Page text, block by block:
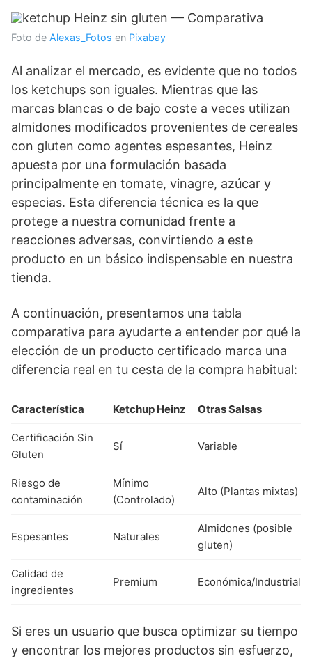
Foto de Alexas_Fotos en Pixabay
Al analizar el mercado, es evidente que no todos
los ketchups son iguales. Mientras que las
marcas blancas o de bajo coste a veces utilizan
almidones modificados provenientes de cereales
con gluten como agentes espesantes, Heinz
apuesta por una formulación basada
principalmente en tomate, vinagre, azúcar y
especias. Esta diferencia técnica es la que
protege a nuestra comunidad frente a
reacciones adversas, convirtiendo a este
producto en un básico indispensable en nuestra
tienda.
A continuación, presentamos una tabla
comparativa para ayudarte a entender por qué la
elección de un producto certificado marca una
diferencia real en tu cesta de la compra habitual:
Característica Ketchup Heinz Otras Salsas
Certificación Sin
Gluten
Sí Variable
Riesgo de
contaminación
Mínimo
(Controlado)
Alto (Plantas mixtas)
Espesantes Naturales
Almidones (posible
gluten)
Calidad de
ingredientes
Premium Económica/Industrial
Si eres un usuario que busca optimizar su tiempo
y encontrar los mejores productos sin esfuerzo,